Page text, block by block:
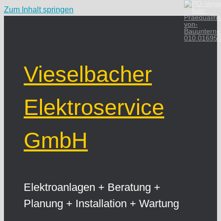
Zum Inhalt springen
010.016950
Vieselbacher
Elektroservice
GmbH
Elektroanlagen + Beratung +
Planung + Installation + Wartung